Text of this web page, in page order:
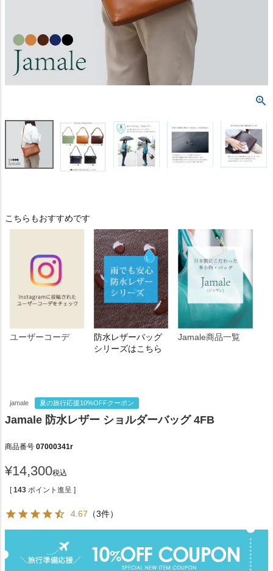
こちらもおすすめです
ユーザーコーデ
防水レザーバッグ
シリーズはこちら
Jamale商品一覧
jamale 夏の旅行応援10%OFFクーポン
Jamale 防水レザー ショルダーバッグ 4FB
商品番号 07000341r
¥14,300税込
[ 143 ポイント進呈 ]
4.67 （3件）